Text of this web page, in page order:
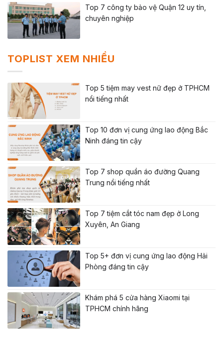
Top 7 công ty bảo vệ Quận 12 uy tín,
chuyên nghiệp
TOPLIST XEM NHIỀU
Top 5 tiệm may vest nữ đẹp ở TPHCM
nổi tiếng nhất
Top 10 đơn vị cung ứng lao động Bắc
Ninh đáng tin cậy
Top 7 shop quần áo đường Quang
Trung nổi tiếng nhất
Top 7 tiệm cắt tóc nam đẹp ở Long
Xuyên, An Giang
Top 5+ đơn vị cung ứng lao động Hải
Phòng đáng tin cậy
Khám phá 5 cửa hàng Xiaomi tại
TPHCM chính hãng